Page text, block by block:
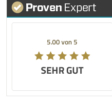
5.00 von 5
SEHR GUT